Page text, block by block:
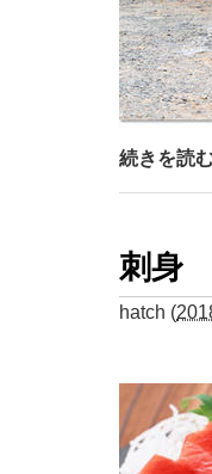
続きを読
刺身
hatch (